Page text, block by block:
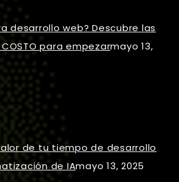
desarrollo web? Descubre las
para empezarmayo 13,
de tu tiempo de desarrollo
de IAmayo 13, 2025